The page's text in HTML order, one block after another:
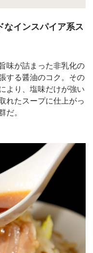
なインスパイア系ス
味が詰まった非乳化の
する醤油のコク。その
より、塩味だけが強い
れたスープに仕上がっ
だ。